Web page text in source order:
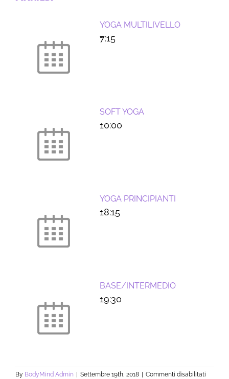
YOGA MULTILIVELLO
7:15
-
SOFT YOGA
10:00
-
YOGA PRINCIPIANTI
18:15
-
BASE/INTERMEDIO
19:30
-
By BodyMind Admin Settembre 19th, 2018 Commenti disabilitati